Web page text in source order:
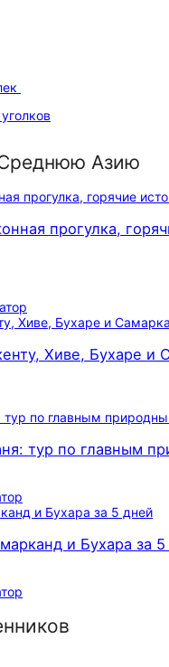
Азию
прогулка,
Хиве, Бухаре и
тур по главным
и Бухара за